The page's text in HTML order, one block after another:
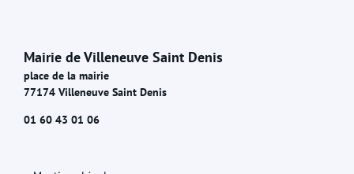
Mairie de Villeneuve Saint Denis
place de la mairie
77174 Villeneuve Saint Denis
01 60 43 01 06